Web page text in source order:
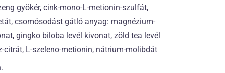
gyökér, cink-mono-L-metionin-szulfát,
csomósodást gátló anyag: magnézium-
gingko biloba levél kivonat, zöld tea levél
L-szeleno-metionin, nátrium-molibdát